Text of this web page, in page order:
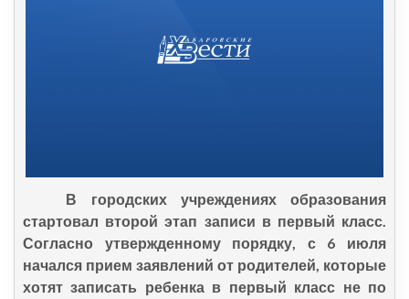
В городских учреждениях образования
стартовал второй этап записи в первый класс.
Согласно утвержденному порядку, с 6 июля
начался прием заявлений от родителей, которые
хотят записать ребенка в первый класс не по